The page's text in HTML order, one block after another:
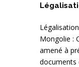
Mongolie :
amené à
documents